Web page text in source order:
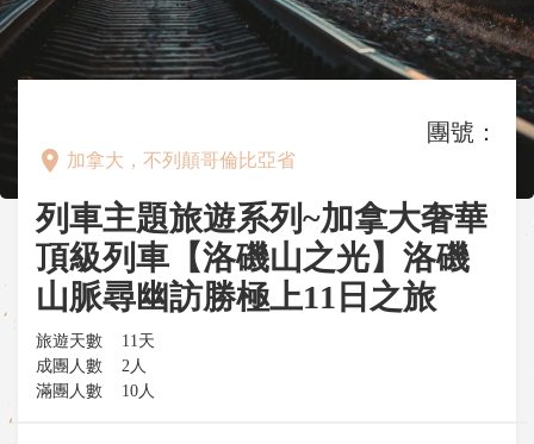
團號：
place 加拿大，不列顛哥倫比亞省
列車主題旅遊系列~加拿大奢華
頂級列車【洛磯山之光】洛磯
山脈尋幽訪勝極上11日之旅
旅遊天數
11天
成團人數
2人
滿團人數
10人